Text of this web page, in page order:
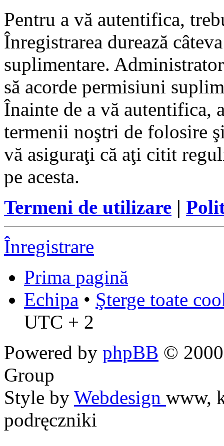
Pentru a vă autentifica,
Înregistrarea durează
suplimentare.
să acorde permisiuni
Înainte de a vă autentifica,
termenii noştri de folosire
vă asiguraţi că aţi citit
pe acesta.
Termeni de utilizare |
Înregistrare
Prima pagină
Echipa • Şterge toate
UTC + 2
Powered by phpBB ©
Group
Style by Webdesign www,
podręczniki